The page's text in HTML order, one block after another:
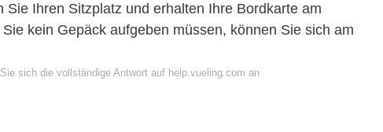
Ihren Sitzplatz und erhalten Ihre Bordkarte am
kein Gepäck aufgeben müssen, können Sie sich am
sich die vollständige Antwort auf help.vueling.com an